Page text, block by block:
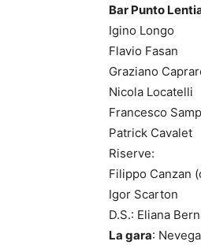
Bar Punto
Igino Longo
Flavio Fasan
Graziano
Nicola Locatelli
Francesco
Patrick Cavalet
Riserve:
Filippo Canzan
Igor Scarton
D.S.: Eliana
La gara: